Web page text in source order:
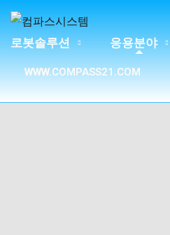
로봇솔루션 응용분야
WWW.COMPASS21.COM